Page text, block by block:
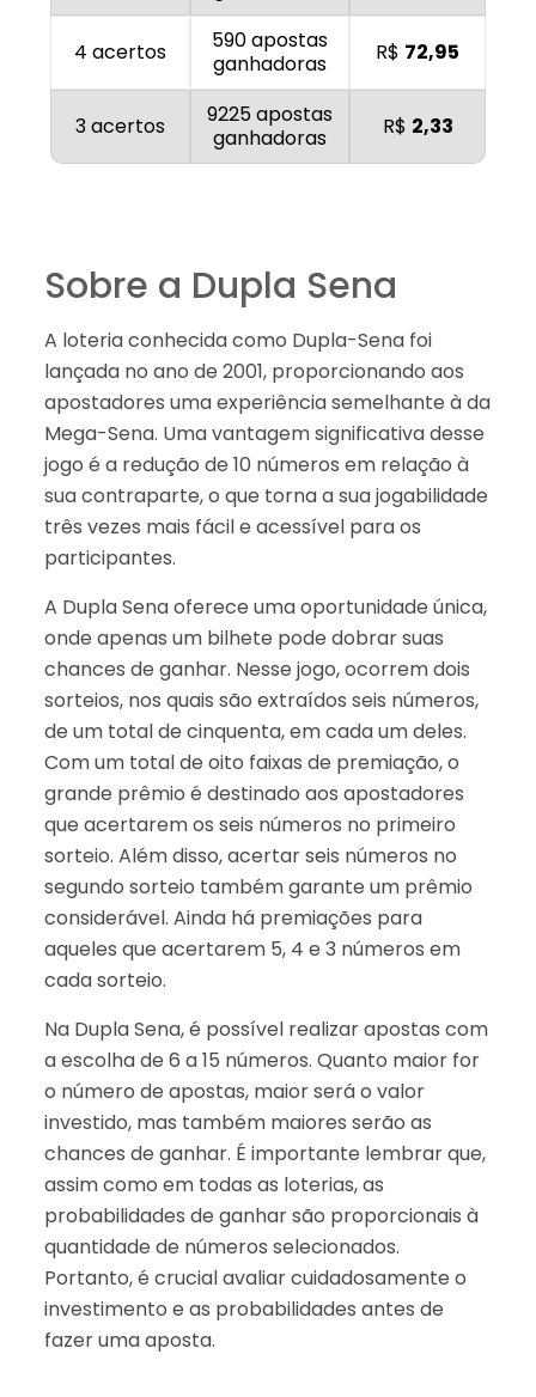
4 acertos
590 apostas
ganhadoras
R$ 72,95
3 acertos
9225 apostas
ganhadoras
R$ 2,33
Sobre a Dupla Sena
A loteria conhecida como Dupla-Sena foi
lançada no ano de 2001, proporcionando aos
apostadores uma experiência semelhante à da
Mega-Sena. Uma vantagem significativa desse
jogo é a redução de 10 números em relação à
sua contraparte, o que torna a sua jogabilidade
três vezes mais fácil e acessível para os
participantes.
A Dupla Sena oferece uma oportunidade única,
onde apenas um bilhete pode dobrar suas
chances de ganhar. Nesse jogo, ocorrem dois
sorteios, nos quais são extraídos seis números,
de um total de cinquenta, em cada um deles.
Com um total de oito faixas de premiação, o
grande prêmio é destinado aos apostadores
que acertarem os seis números no primeiro
sorteio. Além disso, acertar seis números no
segundo sorteio também garante um prêmio
considerável. Ainda há premiações para
aqueles que acertarem 5, 4 e 3 números em
cada sorteio.
Na Dupla Sena, é possível realizar apostas com
a escolha de 6 a 15 números. Quanto maior for
o número de apostas, maior será o valor
investido, mas também maiores serão as
chances de ganhar. É importante lembrar que,
assim como em todas as loterias, as
probabilidades de ganhar são proporcionais à
quantidade de números selecionados.
Portanto, é crucial avaliar cuidadosamente o
investimento e as probabilidades antes de
fazer uma aposta.